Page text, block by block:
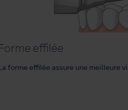
Forme effilée
La forme effilée assure une meilleure